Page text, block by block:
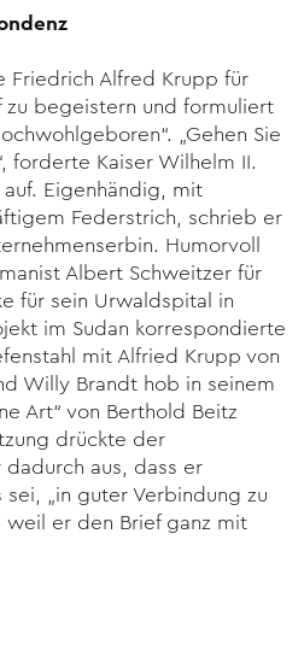
Friedrich Alfred Krupp für
zu begeistern und formuliert
„Gehen Sie
forderte Kaiser Wilhelm II.
Eigenhändig, mit
Federstrich, schrieb er
Humorvoll
Albert Schweitzer für
für sein Urwaldspital in
im Sudan korrespondierte
mit Alfried Krupp von
Willy Brandt hob in seinem
Art“ von Berthold Beitz
drückte der
dadurch aus, dass er
„in guter Verbindung zu
weil er den Brief ganz mit